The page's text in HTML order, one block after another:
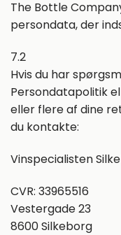
The Bottle
persondata, der
7.2
Hvis du har
Persondatapolitik
eller flere af dine
du kontakte:
Vinspecialisten
CVR: 33965516
Vestergade 23
8600 Silkeborg